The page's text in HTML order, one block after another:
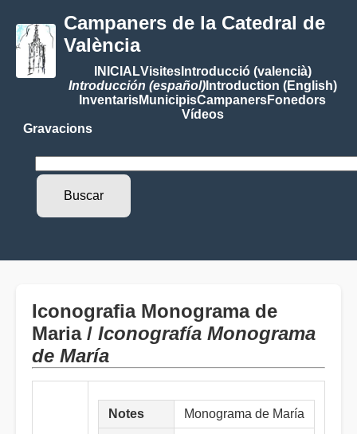
Campaners de la Catedral de
València
INICIALVisitesIntroducció (valencià)
Introducción (español)Introduction (English)
InventarisMunicipisCampanersFonedors
Vídeos
Gravacions
Iconografia Monograma de
Maria / Iconografía Monograma
de María
Notes Monograma de María